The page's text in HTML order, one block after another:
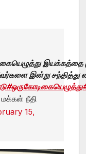
கையெழுத்து இயக்கத்தை
இன்று சந்தித்து
#ஒருகோடிகையெழுத்து
நீதி
15,